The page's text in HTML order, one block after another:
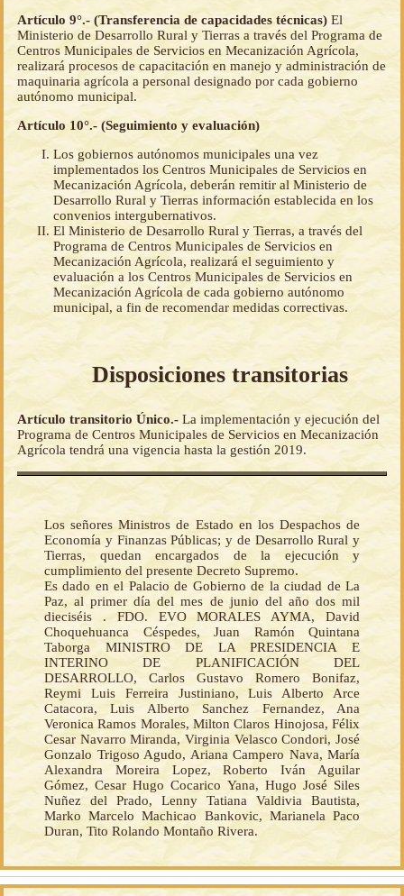
Artículo 9°.- (Transferencia de capacidades técnicas) El
Ministerio de Desarrollo Rural y Tierras a través del Programa de
Centros Municipales de Servicios en Mecanización Agrícola,
realizará procesos de capacitación en manejo y administración de
maquinaria agrícola a personal designado por cada gobierno
autónomo municipal.
Artículo 10°.- (Seguimiento y evaluación)
Los gobiernos autónomos municipales una vez
implementados los Centros Municipales de Servicios en
Mecanización Agrícola, deberán remitir al Ministerio de
Desarrollo Rural y Tierras información establecida en los
convenios intergubernativos.
El Ministerio de Desarrollo Rural y Tierras, a través del
Programa de Centros Municipales de Servicios en
Mecanización Agrícola, realizará el seguimiento y
evaluación a los Centros Municipales de Servicios en
Mecanización Agrícola de cada gobierno autónomo
municipal, a fin de recomendar medidas correctivas.
Disposiciones transitorias
Artículo transitorio Único.- La implementación y ejecución del
Programa de Centros Municipales de Servicios en Mecanización
Agrícola tendrá una vigencia hasta la gestión 2019.
Los señores Ministros de Estado en los Despachos de
Economía y Finanzas Públicas; y de Desarrollo Rural y
Tierras, quedan encargados de la ejecución y
cumplimiento del presente Decreto Supremo.
Es dado en el Palacio de Gobierno de la ciudad de La
Paz, al primer día del mes de junio del año dos mil
dieciséis . FDO. EVO MORALES AYMA, David
Choquehuanca Céspedes, Juan Ramón Quintana
Taborga MINISTRO DE LA PRESIDENCIA E
INTERINO DE PLANIFICACIÓN DEL
DESARROLLO, Carlos Gustavo Romero Bonifaz,
Reymi Luis Ferreira Justiniano, Luis Alberto Arce
Catacora, Luis Alberto Sanchez Fernandez, Ana
Veronica Ramos Morales, Milton Claros Hinojosa, Félix
Cesar Navarro Miranda, Virginia Velasco Condori, José
Gonzalo Trigoso Agudo, Ariana Campero Nava, María
Alexandra Moreira Lopez, Roberto Iván Aguilar
Gómez, Cesar Hugo Cocarico Yana, Hugo José Siles
Nuñez del Prado, Lenny Tatiana Valdivia Bautista,
Marko Marcelo Machicao Bankovic, Marianela Paco
Duran, Tito Rolando Montaño Rivera.